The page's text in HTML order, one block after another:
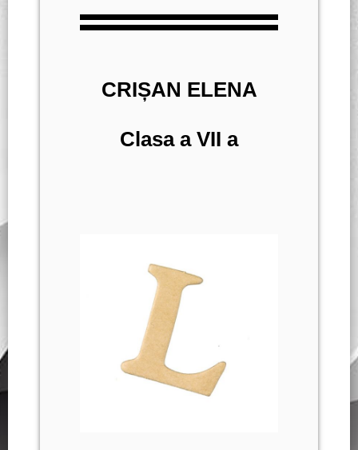
CRIȘAN ELENA
Clasa a VII a